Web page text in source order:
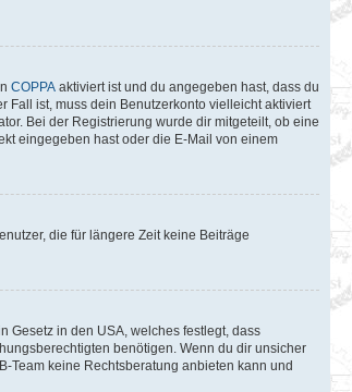
COPPA aktiviert ist und du angegeben hast, dass du
Fall ist, muss dein Benutzerkonto vielleicht aktiviert
Bei der Registrierung wurde dir mitgeteilt, ob eine
eingegeben hast oder die E-Mail von einem
die für längere Zeit keine Beiträge
Gesetz in den USA, welches festlegt, dass
benötigen. Wenn du dir unsicher
Team keine Rechtsberatung anbieten kann und